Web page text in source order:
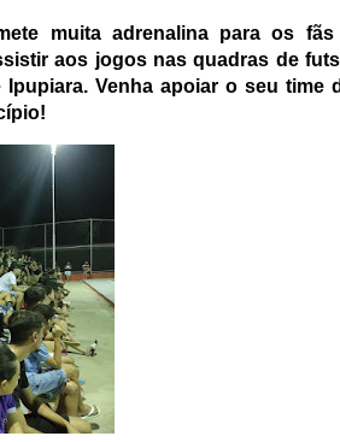
muita adrenalina para os fãs
aos jogos nas quadras de
Venha apoiar o seu time